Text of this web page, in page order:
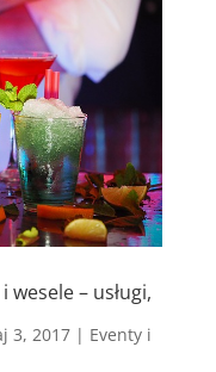
– usługi,
3, 2017| Eventy i